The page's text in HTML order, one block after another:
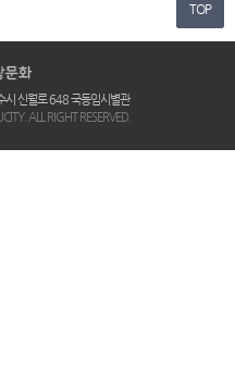
TOP
신월로 648 국동임시별관
ALL RIGHT RESERVED.